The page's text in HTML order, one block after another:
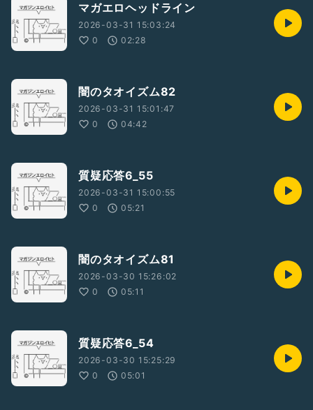
マガエロヘッドライン
2026-03-31 15:03:24
0
02:28
闇のタオイズム82
2026-03-31 15:01:47
0
04:42
質疑応答6_55
2026-03-31 15:00:55
0
05:21
闇のタオイズム81
2026-03-30 15:26:02
0
05:11
質疑応答6_54
2026-03-30 15:25:29
0
05:01